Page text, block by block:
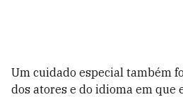
Um cuidado especial também
dos atores e do idioma em que